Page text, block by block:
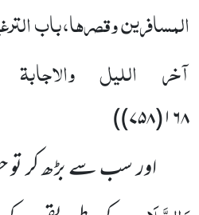
المسافرین وقصرہا،باب
آخر اللیل
۱۶۸(۷۵۸)
)
اور سب سے بڑھ کر